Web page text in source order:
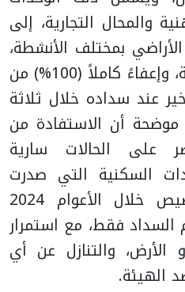
والمحال التجارية، إلى
بمختلف الأنشطة،
وكذلك الوحدات الشاطئية، وإعفاءً كاملاً (100%) من
عند سداده خلال ثلاثة
موضحة أن الاستفادة من
على الحالات سارية
السكنية التي صدرت
لهم قرارات إلغاء تخصيص خلال الأعوام 2024
عدم السداد فقط، مع استمرار
الأرض، والتنازل عن أي
الهيئة.